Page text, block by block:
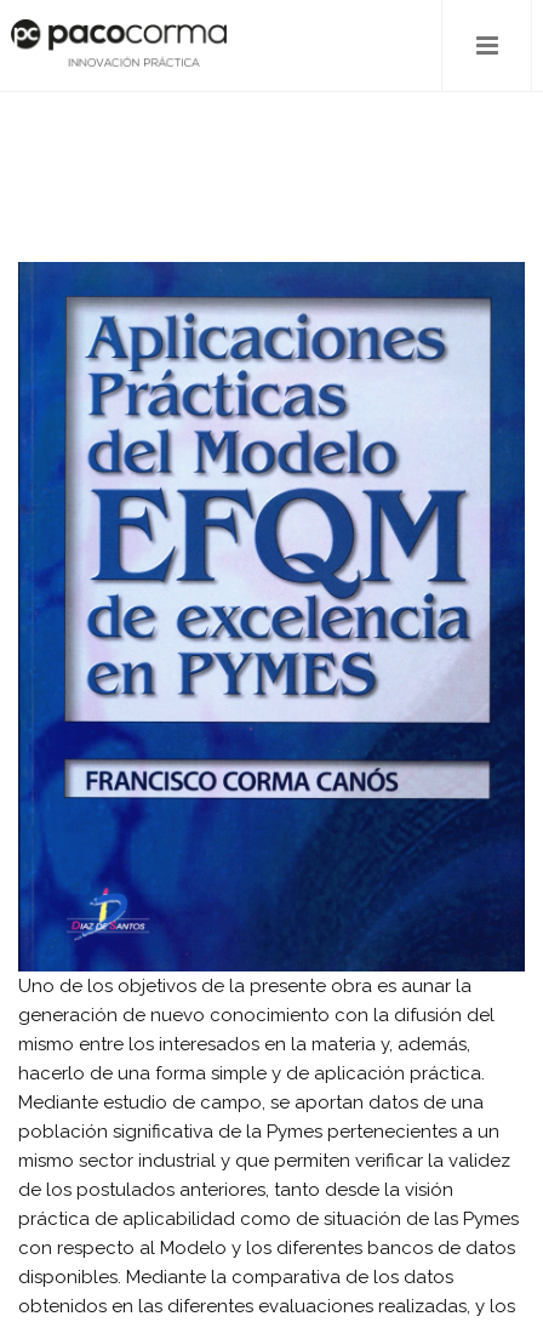
Uno de los objetivos de la presente obra es aunar la
generación de nuevo conocimiento con la difusión del
mismo entre los interesados en la materia y, además,
hacerlo de una forma simple y de aplicación práctica.
Mediante estudio de campo, se aportan datos de una
población significativa de la Pymes pertenecientes a un
mismo sector industrial y que permiten verificar la validez
de los postulados anteriores, tanto desde la visión
práctica de aplicabilidad como de situación de las Pymes
con respecto al Modelo y los diferentes bancos de datos
disponibles. Mediante la comparativa de los datos
obtenidos en las diferentes evaluaciones realizadas, y los